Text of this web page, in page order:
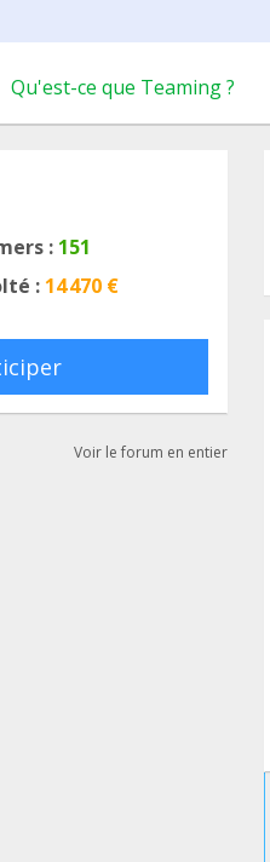
Qu'est-ce que Teaming ?
: 151
: 14 470 €
Voir le forum en entier